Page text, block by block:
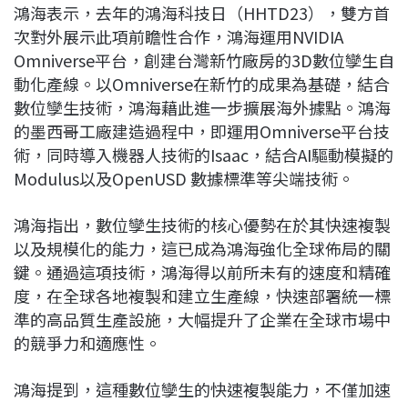
鴻海表示，去年的鴻海科技日（HHTD23），雙方首
次對外展示此項前瞻性合作，鴻海運用NVIDIA
Omniverse平台，創建台灣新竹廠房的3D數位孿生自
動化產線。以Omniverse在新竹的成果為基礎，結合
數位孿生技術，鴻海藉此進一步擴展海外據點。鴻海
的墨西哥工廠建造過程中，即運用Omniverse平台技
術，同時導入機器人技術的Isaac，結合AI驅動模擬的
Modulus以及OpenUSD 數據標準等尖端技術。
鴻海指出，數位孿生技術的核心優勢在於其快速複製
以及規模化的能力，這已成為鴻海強化全球佈局的關
鍵。通過這項技術，鴻海得以前所未有的速度和精確
度，在全球各地複製和建立生產線，快速部署統一標
準的高品質生產設施，大幅提升了企業在全球市場中
的競爭力和適應性。
鴻海提到，這種數位孿生的快速複製能力，不僅加速